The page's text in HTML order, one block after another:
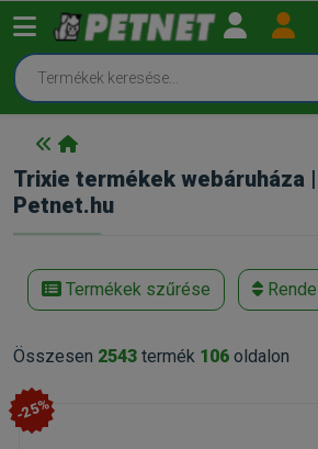
Trixie termékek webáruháza |
Petnet.hu
Termékek szűrése
Összesen 2543 termék 106 oldalon
-25%